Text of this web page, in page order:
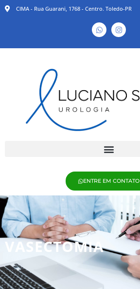
CIMA - Rua Guarani, 1768 - Centro. Toledo-PR
ENTRE EM CONTATO
VASECTOMIA